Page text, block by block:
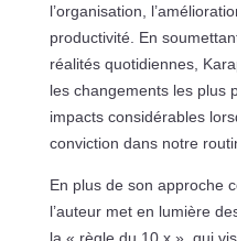
l’organisation,
productivité. En
réalités quotidiennes,
les changements les plus
impacts considérables
conviction dans notre
En plus de son approche
l’auteur met en lumière